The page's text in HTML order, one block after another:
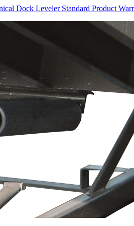
Dock Leveler Standard Product